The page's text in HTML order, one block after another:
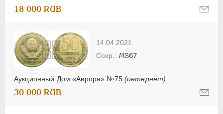
18 000 RUB
14.04.2021
Аукционный Дом «Аврора» №75 (интернет)
MS67
30 000 RUB